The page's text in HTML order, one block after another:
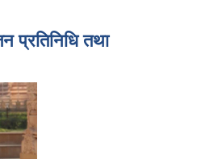
प्रतिनिधि तथा